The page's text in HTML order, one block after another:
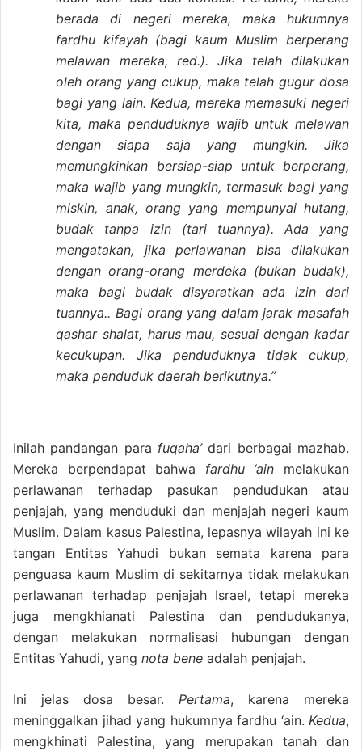
berada di negeri mereka, maka hukumnya
fardhu kifayah (bagi kaum Muslim berperang
melawan mereka, red.). Jika telah dilakukan
oleh orang yang cukup, maka telah gugur dosa
bagi yang lain. Kedua, mereka memasuki negeri
kita, maka penduduknya wajib untuk melawan
dengan siapa saja yang mungkin. Jika
memungkinkan bersiap-siap untuk berperang,
maka wajib yang mungkin, termasuk bagi yang
miskin, anak, orang yang mempunyai hutang,
budak tanpa izin (tari tuannya). Ada yang
mengatakan, jika perlawanan bisa dilakukan
dengan orang-orang merdeka (bukan budak),
maka bagi budak disyaratkan ada izin dari
tuannya.. Bagi orang yang dalam jarak masafah
qashar shalat, harus mau, sesuai dengan kadar
kecukupan. Jika penduduknya tidak cukup,
maka penduduk daerah berikutnya.”
Inilah pandangan para fuqaha’dari berbagai mazhab.
Mereka berpendapat bahwa fardhu ‘ain melakukan
perlawanan terhadap pasukan pendudukan atau
penjajah, yang menduduki dan menjajah negeri kaum
Muslim. Dalam kasus Palestina, lepasnya wilayah ini ke
tangan Entitas Yahudi bukan semata karena para
penguasa kaum Muslim di sekitarnya tidak melakukan
perlawanan terhadap penjajah Israel, tetapi mereka
juga mengkhianati Palestina dan pendudukanya,
dengan melakukan normalisasi hubungan dengan
Entitas Yahudi, yang nota bene adalah penjajah.
Ini jelas dosa besar. Pertama, karena mereka
meninggalkan jihad yang hukumnya fardhu ‘ain. Kedua,
mengkhinati Palestina, yang merupakan tanah dan